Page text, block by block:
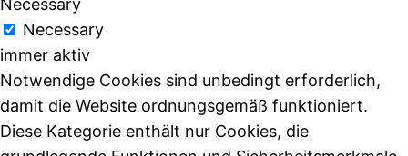
Necessary
immer aktiv
Notwendige Cookies sind unbedingt erforderlich,
damit die Website ordnungsgemäß funktioniert.
Diese Kategorie enthält nur Cookies, die